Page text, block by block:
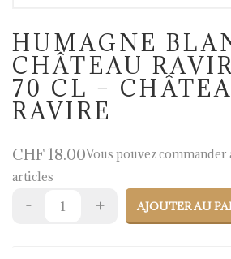
HUMAGNE
CHÂTEAU
70 CL –
RAVIRE
CHF18.00Vous pouvez
articles
AJOUTER AU